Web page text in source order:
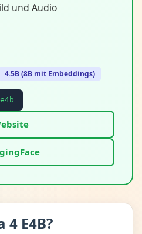
und Audio
4.5B (8B mit Embeddings)
4 E4B?